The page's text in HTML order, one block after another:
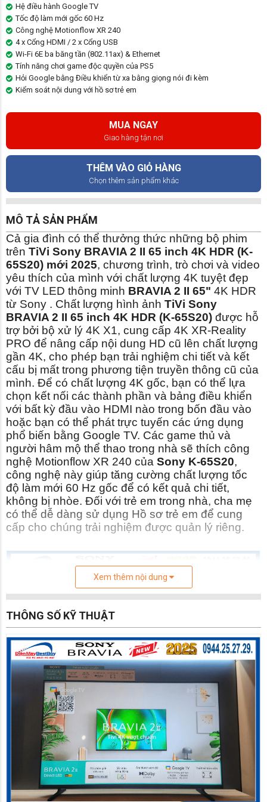
Hệ điều hành Google TV
Tốc độ làm mới gốc 60 Hz
Công nghệ Motionflow XR 240
4 x Cổng HDMI / 2 x Cổng USB
Wi-Fi 6E ba băng tần (802.11ax) & Ethernet
Tính năng chơi game độc ​​quyền của PS5
Hỏi Google bằng Điều khiển từ xa bằng giọng nói đi kèm
Kiểm soát nội dung với hồ sơ trẻ em
MUA NGAY
Giao hàng tận nơi
THÊM VÀO GIỎ HÀNG
Chọn thêm sản phẩm khác
MÔ TẢ SẢN PHẨM
Cả gia đình có thể thưởng thức những bộ phim
trên TiVi Sony BRAVIA 2 II 65 inch 4K HDR (K-
65S20) mới 2025, chương trình, trò chơi và video
yêu thích của mình với chất lượng 4K tuyệt đẹp
với TV LED thông minh BRAVIA 2 II 65" 4K HDR
từ Sony . Chất lượng hình ảnh TiVi Sony
BRAVIA 2 II 65 inch 4K HDR (K-65S20) được hỗ
trợ bởi bộ xử lý 4K X1, cung cấp 4K XR-Reality
PRO để nâng cấp nội dung HD cũ lên chất lượng
gần 4K, cho phép bạn trải nghiệm chi tiết và kết
cấu bị mất trong phương tiện truyền thông cũ của
mình. Để có chất lượng 4K gốc, bạn có thể lựa
chọn kết nối các thành phần và bảng điều khiển
với bất kỳ đầu vào HDMI nào trong bốn đầu vào
hoặc bạn có thể phát trực tuyến các ứng dụng
phổ biến bằng Google TV. Các game thủ và
người hâm mộ thể thao trong nhà sẽ thích công
nghệ Motionflow XR 240 của Sony K-65S20,
công nghệ này giúp tăng cường chất lượng tốc
độ làm mới 60 Hz gốc để có kết quả chi tiết,
không bị nhòe. Đối với trẻ em trong nhà, cha mẹ
có thể dễ dàng sử dụng Hồ sơ trẻ em để cung
cấp cho chúng trải nghiệm được quản lý riêng.
Google TV Sony BRAVIA 2 II 65 inch 4K HDR
(K-65S20)
Sony BRAVIA 2 II 65 inch 4K HDR (K-65S20)
Kết nối với mạng gia đình của bạn qua Wi-Fi 6E
ba băng tần (802.11ax) hoặc Ethernet có dây và
Xem thêm nội dung
THÔNG SỐ KỸ THUẬT